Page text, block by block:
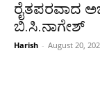
ರೈತಪರವಾದ
ಬಿ.ಸಿ.ನಾಗೇಶ್
Harish - August 20,